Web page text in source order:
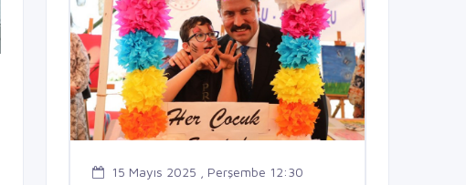
15 Mayıs 2025 , Perşembe 12:30